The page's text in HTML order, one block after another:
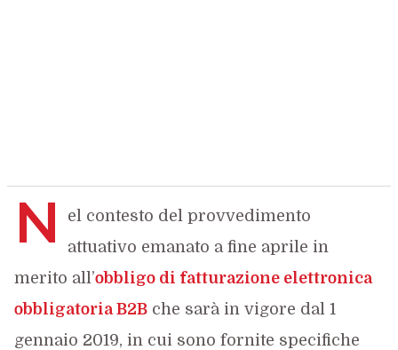
N
el contesto del provvedimento
attuativo emanato a fine aprile in
merito all’obbligo di fatturazione elettronica
obbligatoria B2Bche sarà in vigore dal 1
gennaio 2019, in cui sono fornite specifiche